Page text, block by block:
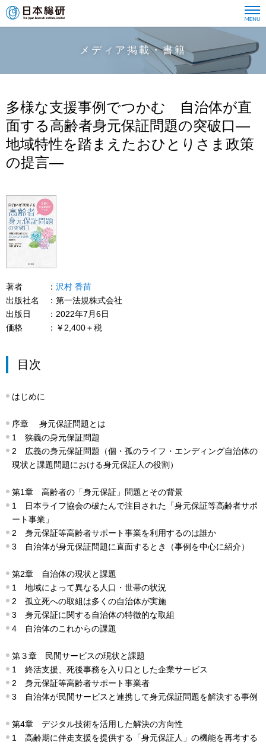
メディア掲載・書籍
多様な支援事例でつかむ 自治体が直
面する高齢者身元保証問題の突破口―
地域特性を踏まえたおひとりさま政策
の提言―
著者
沢村 香苗
出版社名
第一法規株式会社
出版日
2022年7月6日
価格
￥2,400＋税
目次
はじめに
序章 身元保証問題とは
1 狭義の身元保証問題
2 広義の身元保証問題（個・孤のライフ・エンディング自治体の
現状と課題問題における身元保証人の役割）
第1章 高齢者の「身元保証」問題とその背景
1 日本ライフ協会の破たんで注目された「身元保証等高齢者サポ
ート事業」
2 身元保証等高齢者サポート事業を利用するのは誰か
3 自治体が身元保証問題に直面するとき（事例を中心に紹介）
第2章 自治体の現状と課題
1 地域によって異なる人口・世帯の状況
2 孤立死への取組は多くの自治体が実施
3 身元保証に関する自治体の特徴的な取組
4 自治体のこれからの課題
第３章 民間サービスの現状と課題
1 終活支援、死後事務を入り口とした企業サービス
2 身元保証等高齢者サポート事業者
3 自治体が民間サービスと連携して身元保証問題を解決する事例
第4章 デジタル技術を活用した解決の方向性
1 高齢期に伴走支援を提供する「身元保証人」の機能を再考する